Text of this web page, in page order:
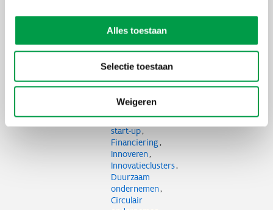
Alles toestaan
Selectie toestaan
Weigeren
Organisator Sociale Innovatiefabriek
Onderneming
starten
Starter
Incubator
Ambitieuze
start-up
Financiering
Innoveren
Innovatieclusters
Duurzaam
ondernemen
Circulair